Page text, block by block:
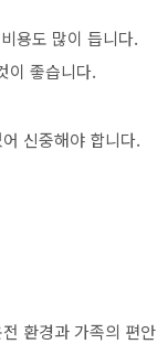
용도 많이 듭니다.
이 좋습니다.
신중해야 합니다.
환경과 가족의 편안